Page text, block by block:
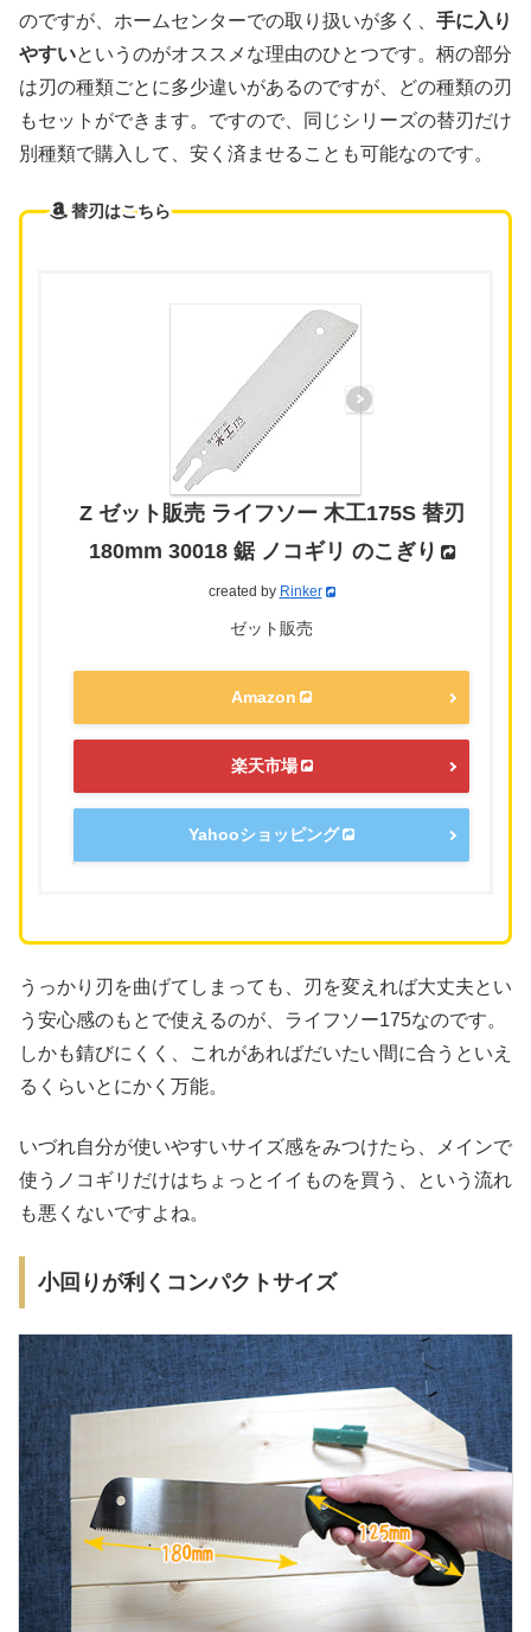
のですが、ホームセンターでの取り扱いが多く、 手に入り
やすいというのがオススメな理由のひとつです。柄の部分
は刃の種類ごとに多少違いがあるのですが、どの種類の刃
もセットができます。ですので、同じシリーズの替刃だけ
別種類で購入して、安く済ませることも可能なのです。
替刃はこちら
Z ゼット販売 ライフソー 木工175S 替刃
180mm 30018 鋸 ノコギリ のこぎり
created by Rinker
ゼット販売
Amazon
楽天市場
Yahooショッピング
うっかり刃を曲げてしまっても、刃を変えれば大丈夫とい
う安心感のもとで使えるのが、ライフソー175なのです。
しかも錆びにくく、これがあればだいたい間に合うといえ
るくらいとにかく万能。
いづれ自分が使いやすいサイズ感をみつけたら、メインで
使うノコギリだけはちょっとイイものを買う、という流れ
も悪くないですよね。
小回りが利くコンパクトサイズ